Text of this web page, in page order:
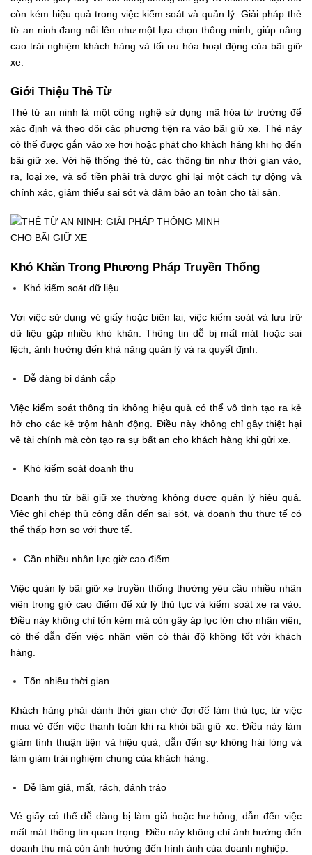
còn kém hiệu quả trong việc kiểm soát và quản lý. Giải pháp thẻ
từ an ninh đang nổi lên như một lựa chọn thông minh, giúp nâng
cao trải nghiệm khách hàng và tối ưu hóa hoạt động của bãi giữ
xe.
Giới Thiệu Thẻ Từ
Thẻ từ an ninh là một công nghệ sử dụng mã hóa từ trường để
xác định và theo dõi các phương tiện ra vào bãi giữ xe. Thẻ này
có thể được gắn vào xe hơi hoặc phát cho khách hàng khi họ đến
bãi giữ xe. Với hệ thống thẻ từ, các thông tin như thời gian vào,
ra, loại xe, và số tiền phải trả được ghi lại một cách tự động và
chính xác, giảm thiểu sai sót và đảm bảo an toàn cho tài sản.
Khó Khăn Trong Phương Pháp Truyền Thống
Khó kiểm soát dữ liệu
Với việc sử dụng vé giấy hoặc biên lai, việc kiểm soát và lưu trữ
dữ liệu gặp nhiều khó khăn. Thông tin dễ bị mất mát hoặc sai
lệch, ảnh hưởng đến khả năng quản lý và ra quyết định.
Dễ dàng bị đánh cắp
Việc kiểm soát thông tin không hiệu quả có thể vô tình tạo ra kẻ
hở cho các kẻ trộm hành động. Điều này không chỉ gây thiệt hại
về tài chính mà còn tạo ra sự bất an cho khách hàng khi gửi xe.
Khó kiểm soát doanh thu
Doanh thu từ bãi giữ xe thường không được quản lý hiệu quả.
Việc ghi chép thủ công dẫn đến sai sót, và doanh thu thực tế có
thể thấp hơn so với thực tế.
Cần nhiều nhân lực giờ cao điểm
Việc quản lý bãi giữ xe truyền thống thường yêu cầu nhiều nhân
viên trong giờ cao điểm để xử lý thủ tục và kiểm soát xe ra vào.
Điều này không chỉ tốn kém mà còn gây áp lực lớn cho nhân viên,
có thể dẫn đến việc nhân viên có thái độ không tốt với khách
hàng.
Tốn nhiều thời gian
Khách hàng phải dành thời gian chờ đợi để làm thủ tục, từ việc
mua vé đến việc thanh toán khi ra khỏi bãi giữ xe. Điều này làm
giảm tính thuận tiện và hiệu quả, dẫn đến sự không hài lòng và
làm giảm trải nghiệm chung của khách hàng.
Dễ làm giả, mất, rách, đánh tráo
Vé giấy có thể dễ dàng bị làm giả hoặc hư hỏng, dẫn đến việc
mất mát thông tin quan trọng. Điều này không chỉ ảnh hưởng đến
doanh thu mà còn ảnh hưởng đến hình ảnh của doanh nghiệp.